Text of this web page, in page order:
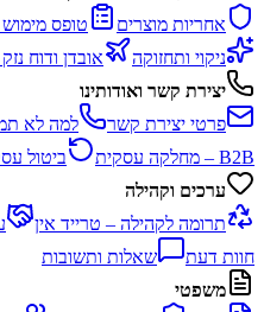
אחריות מוצרים
טופס
ניקוי ותחזוקה
אובדן ודוח
יצירת קשר ואודותינו
פרטי יצירת קשר
למה לא
B2B – מחלקה עסקית
ביטול
ערכים וקהילה
תרומה לקהילה – טרייד אין
חוות דעת
שאלות ותשובות
משפטי